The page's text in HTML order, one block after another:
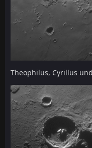
Theophilus, Cyrillus